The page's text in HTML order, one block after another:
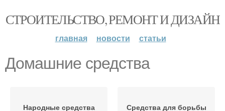
СТРОИТЕЛЬСТВО, РЕМОНТ И ДИЗАЙН
главная новости статьи
Домашние средства
Народные средства Средства для борьбы